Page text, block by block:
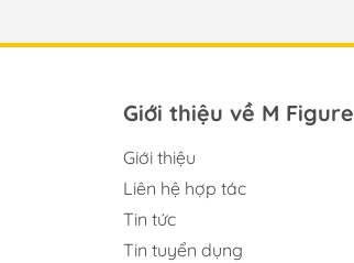
Giới thiệu về M Figure
Giới thiệu
Liên hệ hợp tác
Tin tức
Tin tuyển dụng